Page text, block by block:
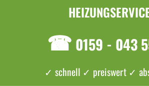
☎ 0159 - 043
✓ schnell ✓ preiswert ✓